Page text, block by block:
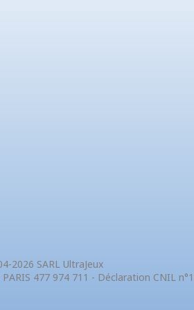
2026 SARL UltraJeux
477 974 711 - Déclaration CNIL